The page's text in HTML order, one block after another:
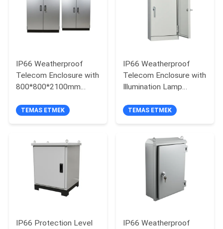
PRIVACY
IP66 Weatherproof
Telecom Enclosure with
800*800*2100mm
LED Lamp for Outdoor
TEMAS ETMEK
IP66 Weatherproof
Telecom Enclosure with
Illumination Lamp
for Front Maintenance
TEMAS ETMEK
IP66 Protection Level
IP66 Weatherproof